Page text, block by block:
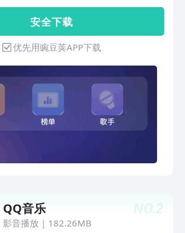
安 全 下 载
优先用豌豆荚APP下载
NO.2
QQ音乐
影音播放 | 182.26MB